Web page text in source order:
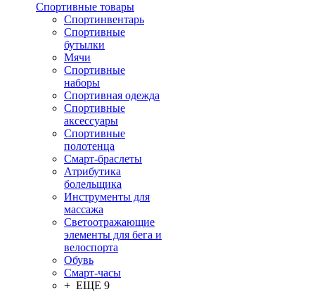
Спортивные товары
Спортинвентарь
Спортивные
бутылки
Мячи
Спортивные
наборы
Спортивная одежда
Спортивные
аксессуары
Спортивные
полотенца
Смарт-браслеты
Атрибутика
болельщика
Инструменты для
массажа
Светоотражающие
элементы для бега и
велоспорта
Обувь
Смарт-часы
+ ЕЩЕ 9